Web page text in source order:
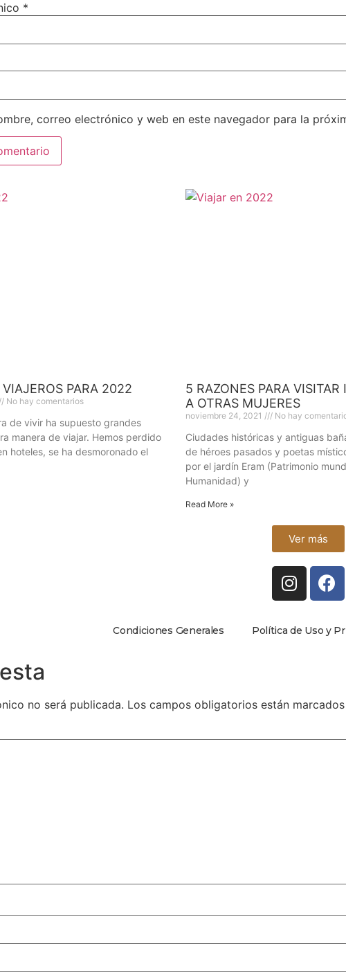
*
correo electrónico y web en este navegador para la
VIAJEROS PARA 2022
No hay comentarios
de vivir ha supuesto grandes
manera de viajar. Hemos perdido
hoteles, se ha desmoronado el
5 RAZONES PARA
A OTRAS MUJERES
noviembre 24, 2021 No hay
Ciudades históricas y antiguas
de héroes pasados y poetas
por el jardín Eram (Patrimonio
Humanidad) y
Read More »
Ver más
Condiciones Generales Política de Uso y
no será publicada. Los campos obligatorios están